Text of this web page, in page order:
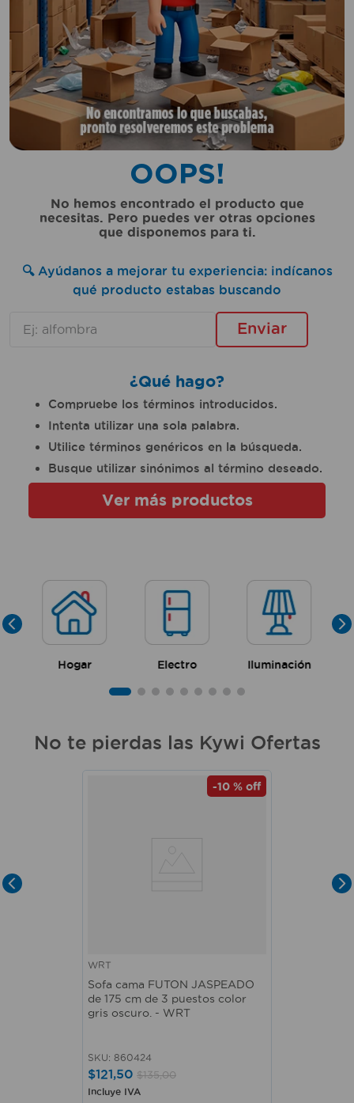
OOPS!
No hemos encontrado el producto que
necesitas. Pero puedes ver otras opciones
que disponemos para ti.
🔍 Ayúdanos a mejorar tu experiencia: indícanos
qué producto estabas buscando
Enviar
¿Qué hago?
Compruebe los términos introducidos.
Intenta utilizar una sola palabra.
Utilice términos genéricos en la búsqueda.
Busque utilizar sinónimos al término deseado.
Ver más productos
Hogar Electro Iluminación
No te pierdas las Kywi Ofertas
-10 % off
WRT
Sofa cama FUTON JASPEADO
de 175 cm de 3 puestos color
gris oscuro. - WRT
SKU: 860424
$121,50 $135,00
Incluye IVA
sillas